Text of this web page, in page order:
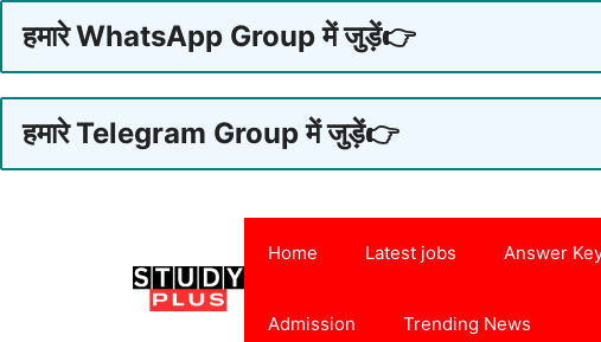
हमारे WhatsApp Group में जुड़ें👉
हमारे Telegram Group में जुड़ें👉
Home Latest jobs Answer
Admission Trending News